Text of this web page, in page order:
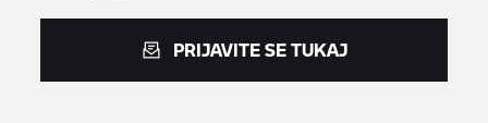
PRIJAVITE SE TUKAJ